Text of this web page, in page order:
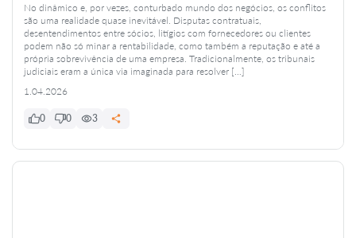
No dinâmico e, por vezes, conturbado mundo dos negócios, os conflitos
são uma realidade quase inevitável. Disputas contratuais,
desentendimentos entre sócios, litígios com fornecedores ou clientes
podem não só minar a rentabilidade, como também a reputação e até a
própria sobrevivência de uma empresa. Tradicionalmente, os tribunais
judiciais eram a única via imaginada para resolver […]
1.04.2026
0 0 3